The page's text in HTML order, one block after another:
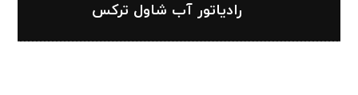
رادیاتور آب شاول ترکس